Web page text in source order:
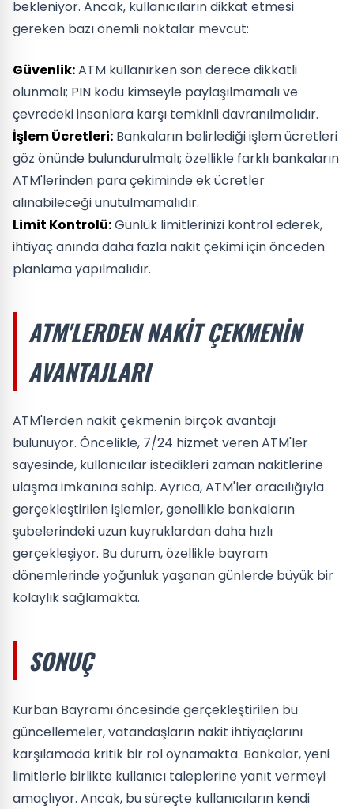
bekleniyor. Ancak, kullanıcıların dikkat etmesi
gereken bazı önemli noktalar mevcut:
Güvenlik:ATM kullanırken son derece dikkatli
olunmalı; PIN kodu kimseyle paylaşılmamalı ve
çevredeki insanlara karşı temkinli davranılmalıdır.
İşlem Ücretleri: Bankaların belirlediği işlem ücretleri
göz önünde bulundurulmalı; özellikle farklı bankaların
ATM'lerinden para çekiminde ek ücretler
alınabileceği unutulmamalıdır.
Limit Kontrolü:Günlük limitlerinizi kontrol ederek,
ihtiyaç anında daha fazla nakit çekimi için önceden
planlama yapılmalıdır.
ATM'LERDEN NAKIT ÇEKMENIN
AVANTAJLARI
ATM'lerden nakit çekmenin birçok avantajı
bulunuyor. Öncelikle, 7/24 hizmet veren ATM'ler
sayesinde, kullanıcılar istedikleri zaman nakitlerine
ulaşma imkanına sahip. Ayrıca, ATM'ler aracılığıyla
gerçekleştirilen işlemler, genellikle bankaların
şubelerindeki uzun kuyruklardan daha hızlı
gerçekleşiyor. Bu durum, özellikle bayram
dönemlerinde yoğunluk yaşanan günlerde büyük bir
kolaylık sağlamakta.
SONUÇ
Kurban Bayramı öncesinde gerçekleştirilen bu
güncellemeler, vatandaşların nakit ihtiyaçlarını
karşılamada kritik bir rol oynamakta. Bankalar, yeni
limitlerle birlikte kullanıcı taleplerine yanıt vermeyi
amaçlıyor. Ancak, bu süreçte kullanıcıların kendi